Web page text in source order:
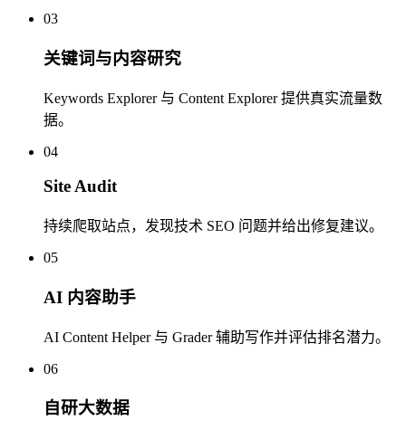
03
关键词与内容研究
Keywords Explorer 与 Content Explorer 提供真实流量数
据。
04
Site Audit
持续爬取站点，发现技术 SEO 问题并给出修复建议。
05
AI 内容助手
AI Content Helper 与 Grader 辅助写作并评估排名潜力。
06
自研大数据